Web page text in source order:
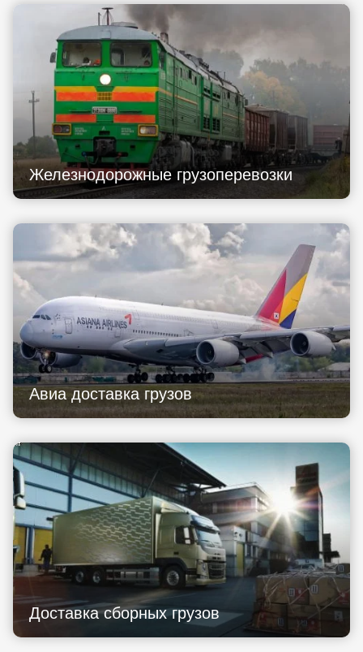
Железнодорожные грузоперевозки
Авиа доставка грузов
Доставка сборных грузов